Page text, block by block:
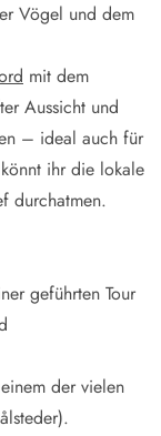
Vögel und dem
mit dem
Aussicht und
– ideal auch für
ihr die lokale
durchatmen.
geführten Tour
der vielen